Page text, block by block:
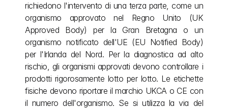
richiedono l'intervento di una terza parte, come un
organismo approvato nel Regno Unito (UK
Approved Body) per la Gran Bretagna o un
organismo notificato dell'UE (EU Notified Body)
per l'Irlanda del Nord. Per la diagnostica ad alto
rischio, gli organismi approvati devono controllare i
prodotti rigorosamente lotto per lotto. Le etichette
fisiche devono riportare il marchio UKCA o CE con
il numero dell'organismo. Se si utilizza la via del